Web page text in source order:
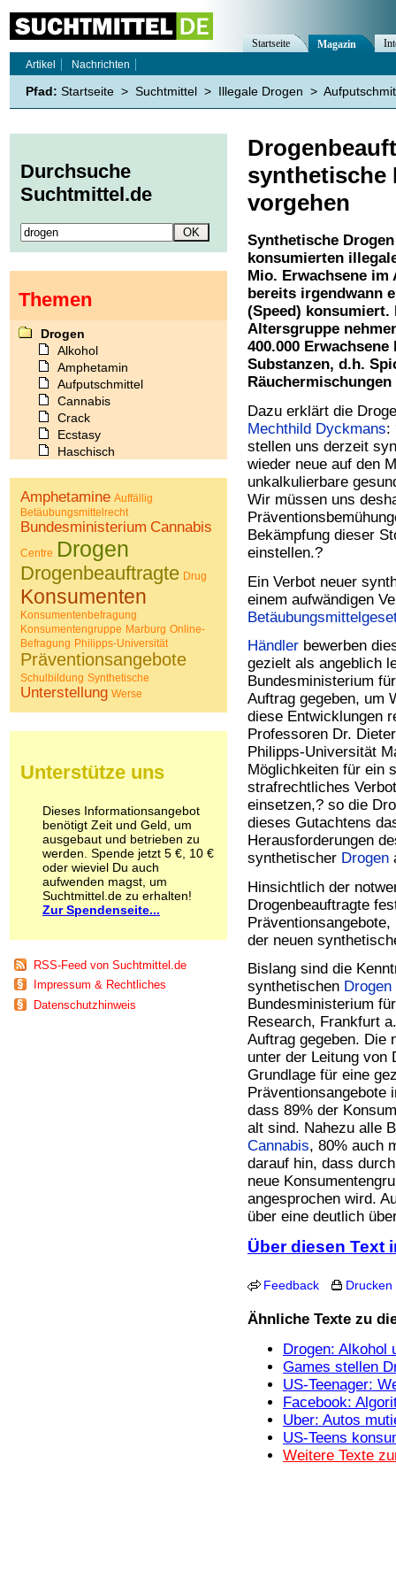
synthetische
vorgehen
Synthetische
konsumierten
Mio. Erwachsene im
bereits irgendwann
(Speed) konsumiert.
Altersgruppe
400.000
Substanzen, d.h.
Dazu erklärt die
Mechthild Dyckmans:
stellen uns derzeit
wieder neue auf den
unkalkulierbare
Wir müssen uns
Bekämpfung dieser
einstellen.?
Ein Verbot neuer
einem aufwändigen
Händler bewerben
gezielt als angeblich
Bundesministerium
Auftrag gegeben, um
diese Entwicklungen
Professoren Dr.
Philipps-Universität
Möglichkeiten für ein
strafrechtliches
einsetzen,? so die
dieses Gutachtens
Herausforderungen
synthetischer Drogen
Hinsichtlich der
Drogenbeauftragte
der neuen
Bislang sind die
synthetischen Drogen
Bundesministerium
Research, Frankfurt
Auftrag gegeben. Die
unter der Leitung von
Grundlage für eine
Präventionsangebote
dass 89% der
alt sind. Nahezu alle
Cannabis, 80% auch
darauf hin, dass
neue
angesprochen wird.
über eine deutlich
Über diesen Text
Feedback Drucken
Ähnliche Texte zu
Drogen: Alkohol
Games stellen
US-Teenager:
Facebook:
Uber: Autos
US-Teens
Weitere Texte
Startseite Magazin
Artikel
Nachrichten
Pfad: Startseite > Suchtmittel > Illegale Drogen >
Durchsuche
Suchtmittel.de
Themen
Drogen
Alkohol
Amphetamin
Aufputschmittel
Cannabis
Crack
Ecstasy
Haschisch
Koffein
Kokain
Lachgas
LSD
Marihuana
Medikamente
Meskalin
Metamphetamin
Methadon
Morphin
Muskatnuss
Nikotin
Schlafmittel
Schnüffelstoffe
Spice
Sucht / Süchte
Alkoholsucht
Arbeitssucht
Co-Abhängigkeit
Computersucht
Essstörungen
Fresssucht
Internetsucht
Kaufsucht
Amphetamine Auffällig
Betäubungsmittelrecht
Bundesministerium Cannabis
Centre Drogen
Drogenbeauftragte Drug
Konsumenten
Konsumentenbefragung
Konsumentengruppe Marburg Online-
Befragung Philipps-Universität
Präventionsangebote
Schulbildung Synthetische
Unterstellung Werse
Unterstütze uns
Dieses Informationsangebot
benötigt Zeit und Geld, um
ausgebaut und betrieben zu
werden. Spende jetzt 5 €, 10 €
oder wieviel Du auch
aufwenden magst, um
Suchtmittel.de zu erhalten!
Zur Spendenseite...
RSS-Feed von Suchtmittel.de
Impressum & Rechtliches
Datenschutzhinweis